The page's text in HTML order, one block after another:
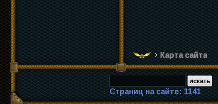
Карта сайта
Страниц на сайте: 1141